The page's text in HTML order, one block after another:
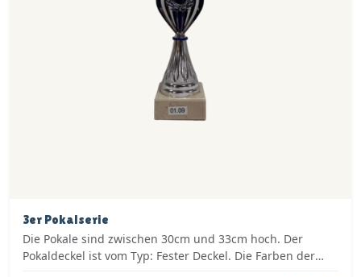
3er Pokalserie
Die Pokale sind zwischen 30cm und 33cm hoch. Der
Pokaldeckel ist vom Typ: Fester Deckel. Die Farben der